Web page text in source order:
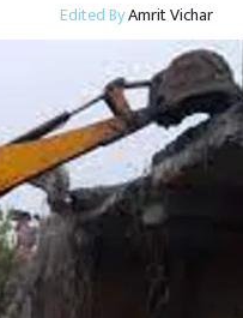
Edited ByAmrit Vichar